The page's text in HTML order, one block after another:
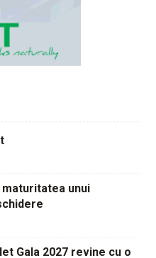
maturitatea unui
Gala 2027 revine cu o